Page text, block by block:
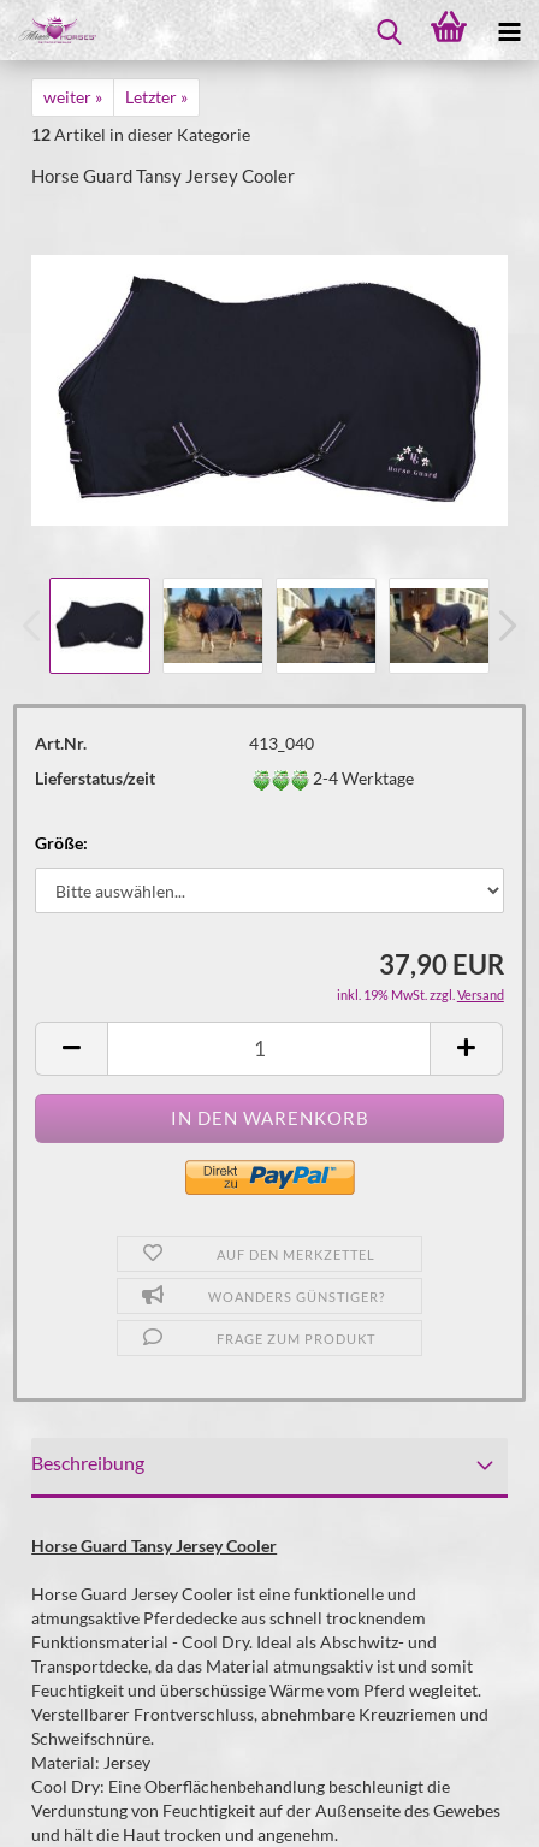
weiter »
Letzter »
12Artikel in dieser Kategorie
Horse Guard Tansy Jersey Cooler
Art.Nr.
413_040
Lieferstatus/zeit
2-4 Werktage
Größe:
37,90 EUR
inkl. 19% MwSt. zzgl. Versand
AUF DEN MERKZETTEL
WOANDERS GÜNSTIGER?
FRAGE ZUM PRODUKT
Beschreibung
Horse Guard Tansy Jersey Cooler
Horse Guard Jersey Cooler ist eine funktionelle und
atmungsaktive Pferdedecke aus schnell trocknendem
Funktionsmaterial - Cool Dry. Ideal als Abschwitz- und
Transportdecke, da das Material atmungsaktiv ist und somit
Feuchtigkeit und überschüssige Wärme vom Pferd wegleitet.
Verstellbarer Frontverschluss, abnehmbare Kreuzriemen und
Schweifschnüre.
Material: Jersey
Cool Dry: Eine Oberflächenbehandlung beschleunigt die
Verdunstung von Feuchtigkeit auf der Außenseite des Gewebes
und hält die Haut trocken und angenehm.